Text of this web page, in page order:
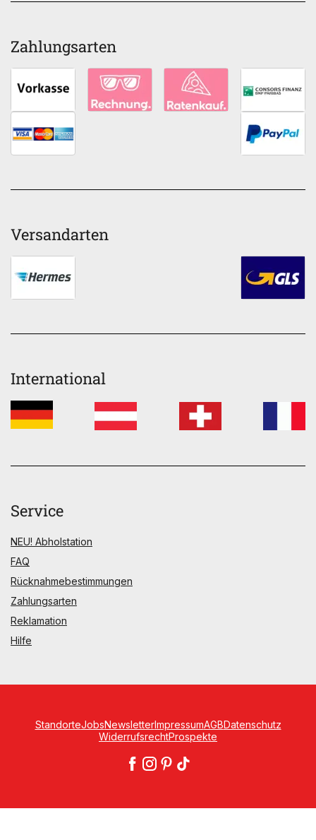
Zahlungsarten
Versandarten
International
Service
NEU! Abholstation
FAQ
Rücknahmebestimmungen
Zahlungsarten
Reklamation
Hilfe
StandorteJobsNewsletterImpressumAGBDatenschutz
WiderrufsrechtProspekte